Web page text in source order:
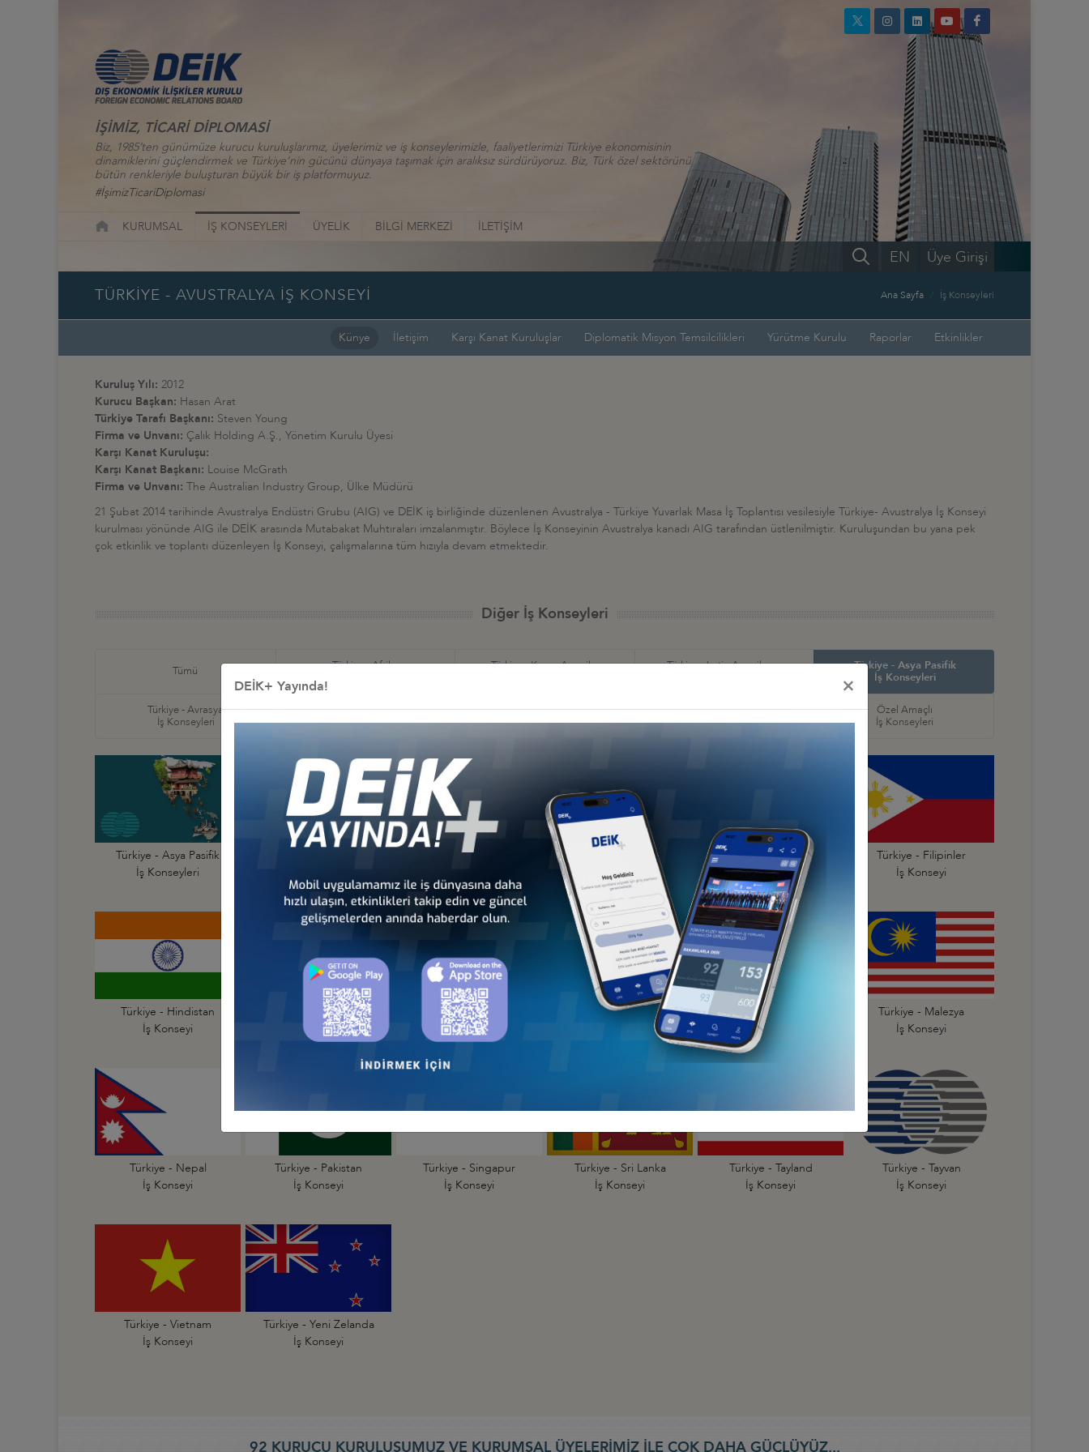
İŞİMİZ, TİCARİ DİPLOMASİ
Biz, 1985’ten günümüze kurucu kuruluşlarımız, üyelerimiz ve iş konseylerimizle, faaliyetlerimizi Türkiye ekonomisinin
dinamiklerini güçlendirmek ve Türkiye’nin gücünü dünyaya taşımak için aralıksız sürdürüyoruz. Biz, Türk özel sektörünü
bütün renkleriyle buluşturan büyük bir iş platformuyuz.
#İşimizTicariDiplomasi
KURUMSAL İŞ KONSEYLERİ ÜYELİK BİLGİ MERKEZİ İLETİŞİM
Üye Girişi
EN
TÜRKİYE - AVUSTRALYA İŞ KONSEYİ Ana Sayfa İş Konseyleri
Künye İletişim Karşı Kanat Kuruluşlar Diplomatik Misyon Temsilcilikleri Yürütme Kurulu Raporlar Etkinlikler
Kuruluş Yılı: 2012
Kurucu Başkan: Hasan Arat
Türkiye Tarafı Başkanı: Steven Young
Firma ve Unvanı: Çalık Holding A.Ş., Yönetim Kurulu Üyesi
Karşı Kanat Kuruluşu:
Karşı Kanat Başkanı: Louise McGrath
Firma ve Unvanı: The Australian Industry Group, Ülke Müdürü
21 Şubat 2014 tarihinde Avustralya Endüstri Grubu (AIG) ve DEİK iş birliğinde düzenlenen Avustralya - Türkiye Yuvarlak Masa İş Toplantısı vesilesiyle Türkiye- Avustralya İş Konseyi
kurulması yönünde AIG ile DEİK arasında Mutabakat Muhtıraları imzalanmıştır. Böylece İş Konseyinin Avustralya kanadı AIG tarafından üstlenilmiştir. Kuruluşundan bu yana pek
çok etkinlik ve toplantı düzenleyen İş Konseyi, çalışmalarına tüm hızıyla devam etmektedir.
Diğer İş Konseyleri
Tümü
Türkiye - Afrika
Türkiye - Kuzey Amerika
Türkiye - Latin Amerika ve
Türkiye - Asya Pasifik
İş Konseyleri
Türkiye - Avrasya
İş Konseyleri
Türkiye - Avrupa
İş Konseyleri
Türkiye - Orta Doğu ve
Körfez İş Konseyleri
Sektörel
İş Konseyleri
Özel Amaçlı
İş Konseyleri
Türkiye - Asya Pasifik
İş Konseyleri
Türkiye - Bangladeş
Türkiye - Çin
İş Konseyi
Türkiye - Endonezya
İş Konseyi
Türkiye - Filipinler
İş Konseyi
Türkiye - Hindistan
İş Konseyi
Türkiye - Hong Kong
İş Konseyi
Türkiye - Japonya
İş Konseyi
Türkiye - Kamboçya
Türkiye - Kore
İş Konseyi
Türkiye - Malezya
İş Konseyi
Türkiye - Nepal
İş Konseyi
Türkiye - Pakistan
İş Konseyi
Türkiye - Singapur
İş Konseyi
Türkiye - Sri Lanka
İş Konseyi
Türkiye - Tayland
İş Konseyi
Türkiye - Tayvan
İş Konseyi
Türkiye - Vietnam
İş Konseyi
Türkiye - Yeni Zelanda
İş Konseyi
92 KURUCU KURULUŞUMUZ VE KURUMSAL ÜYELERİMİZ İLE ÇOK DAHA GÜÇLÜYÜZ...
DEİK+ Yayında! ×